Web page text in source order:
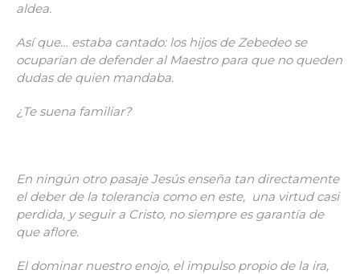
aldea.
Así que… estaba cantado: los hijos de Zebedeo se
ocuparían de defender al Maestro para que no queden
dudas de quien mandaba.
¿Te suena familiar?
En ningún otro pasaje Jesús enseña tan directamente
el deber de la tolerancia como en este, una virtud casi
perdida, y seguir a Cristo, no siempre es garantía de
que aflore.
El dominar nuestro enojo, el impulso propio de la ira,